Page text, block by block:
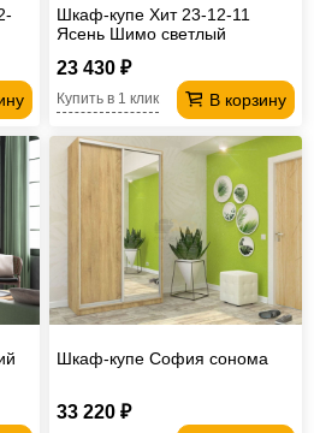
Шкаф-купе Хит 23-12-11
Ясень Шимо светлый
23 430 ₽
В корзину
Купить в 1 клик
Шкаф-купе София сонома
33 220 ₽